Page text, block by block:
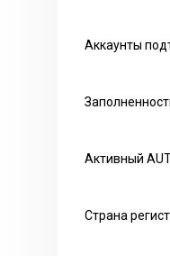
Аккаунты
Активный
Страна